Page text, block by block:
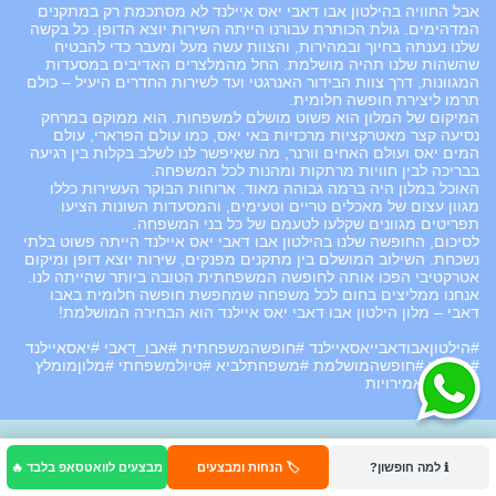
ℹ️ למה חופשון? 🏷️ הנחות ומבצעים מבצעים לוואטסאפ בלבד 🔥
אבל החוויה בהילטון אבו דאבי יאס איילנד לא מסתכמת רק במתקנים
המדהימים. גולת הכותרת עבורנו הייתה השירות יוצא הדופן. כל בקשה
שלנו נענתה בחיוך ובמהירות, והצוות עשה מעל ומעבר כדי להבטיח
שהשהות שלנו תהיה מושלמת. החל מהמלצרים האדיבים במסעדות
המגוונות, דרך צוות הבידור האנרגטי ועד לשירות החדרים היעיל – כולם
תרמו ליצירת חופשה חלומית.
המיקום של המלון הוא פשוט מושלם למשפחות. הוא ממוקם במרחק
נסיעה קצר מאטרקציות מרכזיות באי יאס, כמו עולם הפרארי, עולם
המים יאס ועולם האחים וורנר, מה שאיפשר לנו לשלב בקלות בין רגיעה
בבריכה לבין חוויות מרתקות ומהנות לכל המשפחה.
האוכל במלון היה ברמה גבוהה מאוד. ארוחות הבוקר העשירות כללו
מגוון עצום של מאכלים טריים וטעימים, והמסעדות השונות הציעו
תפריטים מגוונים שקלעו לטעמם של כל בני המשפחה.
לסיכום, החופשה שלנו בהילטון אבו דאבי יאס איילנד הייתה פשוט בלתי
נשכחת. השילוב המושלם בין מתקנים מפנקים, שירות יוצא דופן ומיקום
אטרקטיבי הפכו אותה לחופשה המשפחתית הטובה ביותר שהייתה לנו.
אנחנו ממליצים בחום לכל משפחה שמחפשת חופשה חלומית באבו
דאבי – מלון הילטון אבו דאבי יאס איילנד הוא הבחירה המושלמת!
#הילטוןאבודאבייאסאיילנד #חופשהמשפחתית #אבו_דאבי #יאסאיילנד
#מומלץ #חופשהמושלמת #משפחתלביא #טיולמשפחתי #מלוןמומלץ
#איחודהאמירויות